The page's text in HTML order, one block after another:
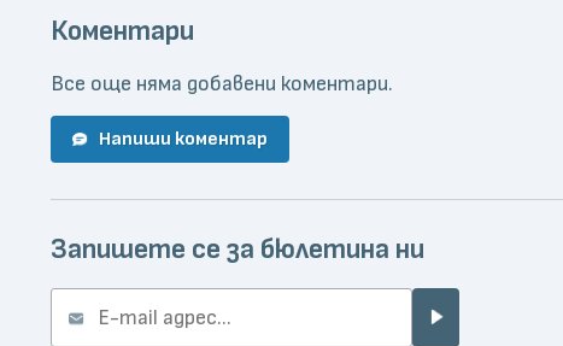
Коментари
Все още няма добавени коментари.
Напиши коментар
Запишете се за бюлетина ни